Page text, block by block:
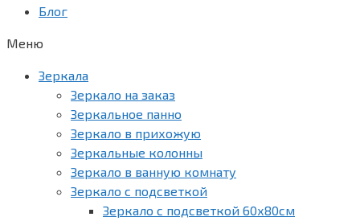
Блог
Меню
Зеркала
Зеркало на заказ
Зеркальное панно
Зеркало в прихожую
Зеркальные колонны
Зеркало в ванную комнату
Зеркало с подсветкой
Зеркало с подсветкой 60х80см